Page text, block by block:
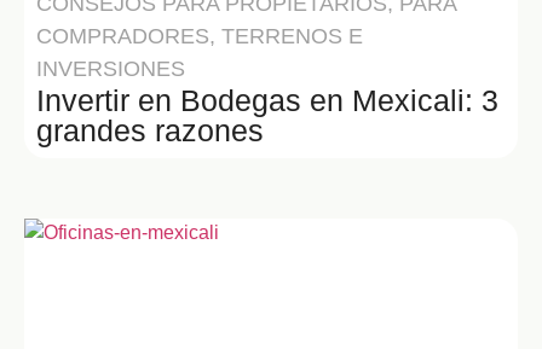
COMPRADORES, TERRENOS E
INVERSIONES
Invertir en Bodegas en Mexicali: 3
grandes razones